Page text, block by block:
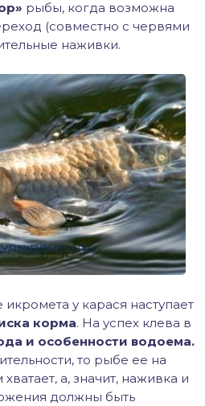
рыбы, когда возможна
(совместно с червями
наживки.
икромета у карася наступает
корма. На успех клева в
и особенности водоема.
то рыбе ее на
а, значит, наживка и
должны быть